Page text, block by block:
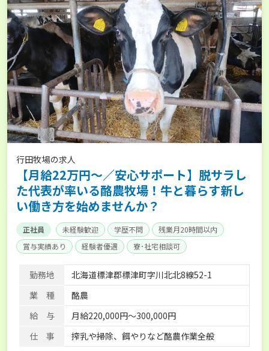
行田牧場の求人
【月給22万円～／安心サポート】脱サラし
た代表が率いる酪農牧場！牛と暮らす新し
い働き方を始めませんか？
正社員 未経験歓迎 学歴不問
残業月20時間以内
賞与実績あり
経験者優遇 寮･社宅相談可
勤務地
北海道標津郡標津町字川北北8線52-1
業 種
酪農
給 与
月給220,000円～300,000円
仕 事
搾乳や掃除、餌やりなど酪農作業全般